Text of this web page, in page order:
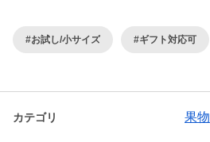
#お試し/小サイズ #ギフト対応可
カテゴリ 果物